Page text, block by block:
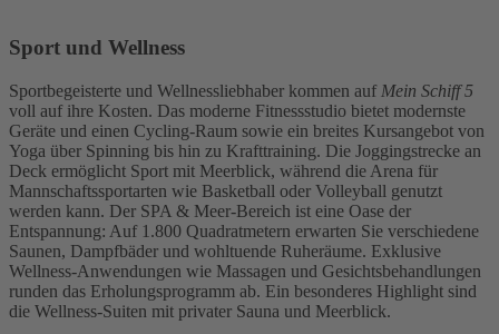
Sport und Wellness
Sportbegeisterte und Wellnessliebhaber kommen auf Mein Schiff 5
voll auf ihre Kosten. Das moderne Fitnessstudio bietet modernste
Geräte und einen Cycling-Raum sowie ein breites Kursangebot von
Yoga über Spinning bis hin zu Krafttraining. Die Joggingstrecke an
Deck ermöglicht Sport mit Meerblick, während die Arena für
Mannschaftssportarten wie Basketball oder Volleyball genutzt
werden kann. Der SPA & Meer-Bereich ist eine Oase der
Entspannung: Auf 1.800 Quadratmetern erwarten Sie verschiedene
Saunen, Dampfbäder und wohltuende Ruheräume. Exklusive
Wellness-Anwendungen wie Massagen und Gesichtsbehandlungen
runden das Erholungsprogramm ab. Ein besonderes Highlight sind
die Wellness-Suiten mit privater Sauna und Meerblick.